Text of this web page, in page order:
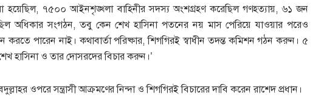
হয়েছিল, ৭৫০০ আইনশৃঙ্খলা বাহিনীর সদস্য অংশগ্রহণ করেছিল গণহত্যায়, ৬১ জন
অধিকার সংগঠন, তবু কেন শেখ হাসিনা পতনের নয় মাস পেরিয়ে যাওয়ার পরেও
পারেন নাই। কথাবার্তা পরিষ্কার, শিগগিরই স্বাধীন তদন্ত কমিশন গঠন করুন। ৫
হাসিনা ও তার দোসরদের বিচার করুন।’
ওপরে সন্ত্রাসী আক্রমণের নিন্দা ও শিগগিরই বিচারের দাবি করেন রাশেদ প্রধান।